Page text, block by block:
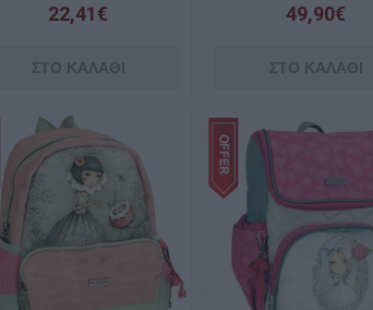
22,41€ 49,90€